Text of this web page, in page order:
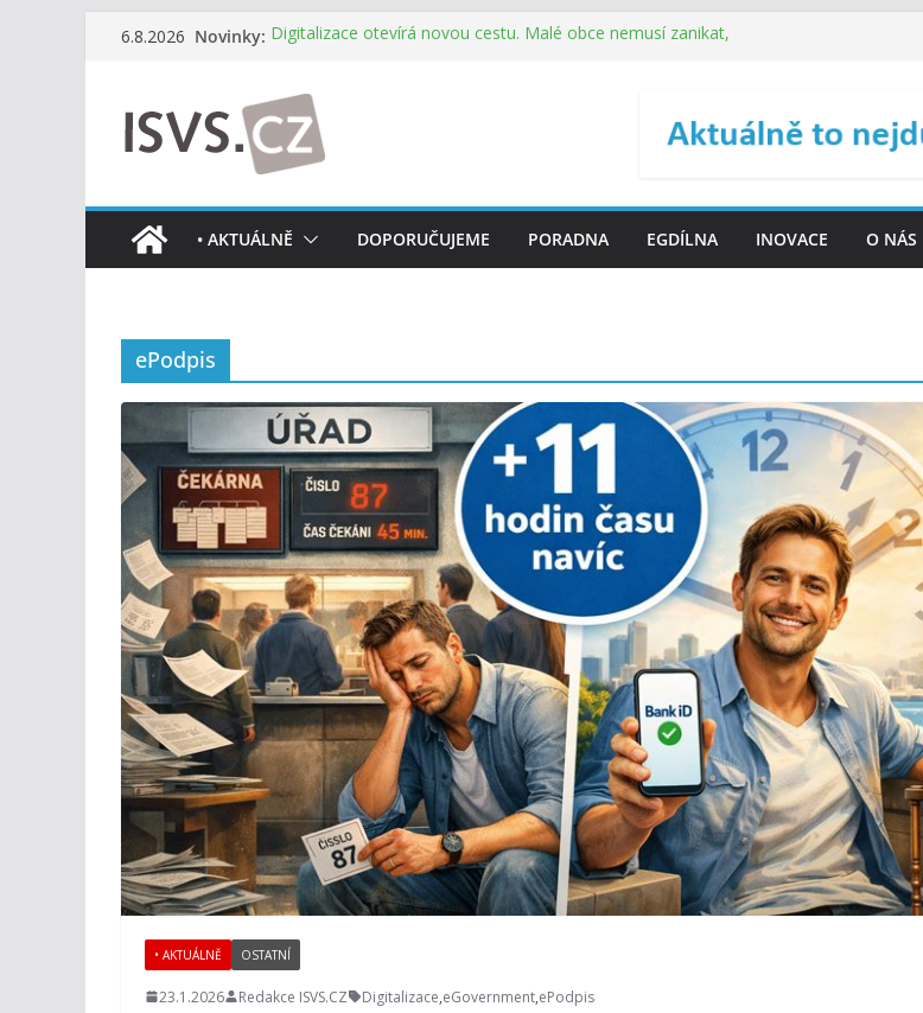
Přeskočit
6.8.2026 Novinky: Digitalizace otevírá novou cestu. Malé obce nemusí zanikat,
testování digitálních služeb
DIA: Informační systém dlouhodobého řízení (ISDŘ) je od
července v plném provozu
RVIS – Výbor pro architekturu a řízení ICT zveřejnil materiály
z nového jednání
Informace o obcích vždy po ruce. SMS ČR spouští novou
mobilní aplikaci
• AKTUÁLNĚ DOPORUČUJEME PORADNA EGDÍLNA INOVACE O NÁS
ePodpis
• AKTUÁLNĚ OSTATNÍ
23.1.2026 Redakce ISVS.CZ Digitalizace,eGovernment,ePodpis